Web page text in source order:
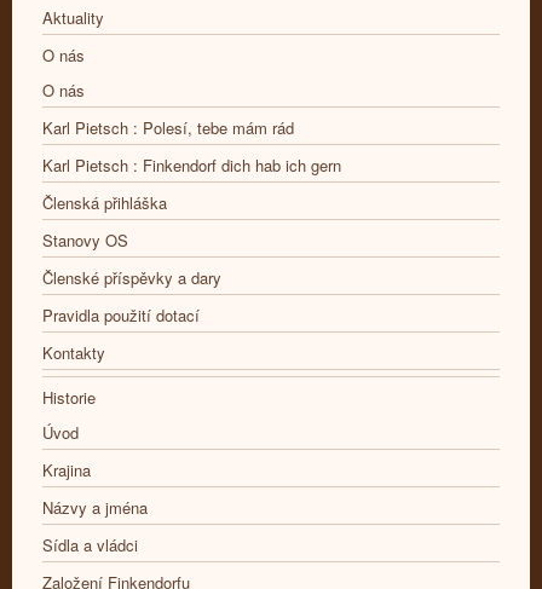
Aktuality
O nás
O nás
Karl Pietsch : Polesí, tebe mám rád
Karl Pietsch : Finkendorf dich hab ich gern
Členská přihláška
Stanovy OS
Členské příspěvky a dary
Pravidla použití dotací
Kontakty
Historie
Úvod
Krajina
Názvy a jména
Sídla a vládci
Založení Finkendorfu